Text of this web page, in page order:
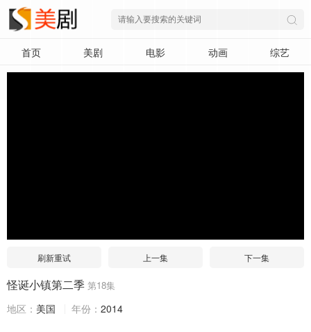
首页 美剧 电影 动画 综艺
刷新重试 上一集 下一集
怪诞小镇第二季 第18集
地区： 美国 年份： 2014